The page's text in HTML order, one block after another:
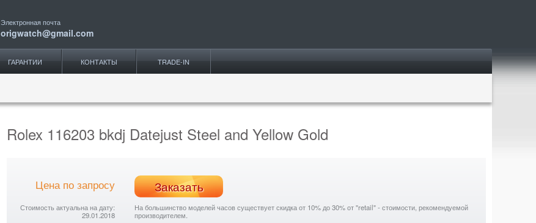
Электронная почта
origwatch@gmail.com
ГАРАНТИИ КОНТАКТЫ TRADE-IN
Rolex 116203 bkdj Datejust Steel and Yellow Gold
Цена по запросу Заказать
Стоимость актуальна на дату:
29.01.2018
На большинство моделей часов существует скидка от 10% до 30% от "retail" - стоимости, рекомендуемой
производителем.